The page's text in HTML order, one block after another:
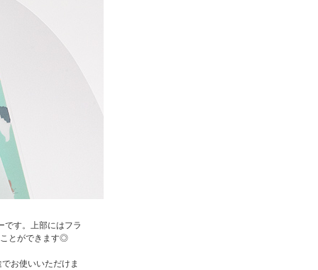
です。上部にはフラ
ことができます◎
お使いいただけま